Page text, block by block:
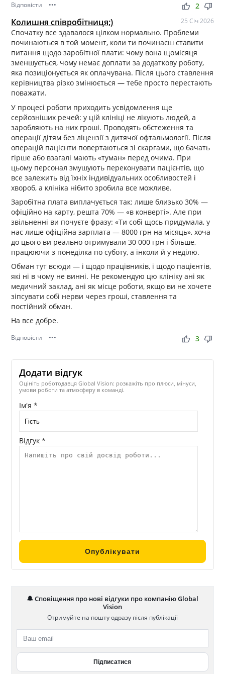
Відповісти ••• thumb_up thumb_down
2
Колишня співробітниця;) 25 Січ 2026
Спочатку все здавалося цілком нормально. Проблеми
починаються в той момент, коли ти починаєш ставити
питання щодо заробітної плати: чому вона щомісяця
зменшується, чому немає доплати за додаткову роботу,
яка позиціонується як оплачувана. Після цього ставлення
керівництва різко змінюється — тебе просто перестають
поважати.
У процесі роботи приходить усвідомлення ще
серйозніших речей: у цій клініці не лікують людей, а
заробляють на них гроші. Проводять обстеження та
операції дітям без ліцензії з дитячої офтальмології. Після
операцій пацієнти повертаються зі скаргами, що бачать
гірше або взагалі мають «туман» перед очима. При
цьому персонал змушують переконувати пацієнтів, що
все залежить від їхніх індивідуальних особливостей і
хвороб, а клініка нібито зробила все можливе.
Заробітна плата виплачується так: лише близько 30% —
офіційно на карту, решта 70% — «в конверті». Але при
звільненні ви почуєте фразу: «Ти собі щось придумала, у
нас лише офіційна зарплата — 8000 грн на місяць», хоча
до цього ви реально отримували 30 000 грн і більше,
працюючи з понеділка по суботу, а інколи й у неділю.
Обман тут всюди — і щодо працівників, і щодо пацієнтів,
які ні в чому не винні. Не рекомендую цю клініку ані як
медичний заклад, ані як місце роботи, якщо ви не хочете
зіпсувати собі нерви через гроші, ставлення та
постійний обман.
На все добре.
Відповісти ••• thumb_up thumb_down
3
Додати відгук
Оцініть роботодавця Global Vision: розкажіть про плюси, мінуси,
умови роботи та атмосферу в команді.
Ім'я *
Відгук *
🔔 Сповіщення про нові відгуки про компанію Global
Vision
Отримуйте на пошту одразу після публікації